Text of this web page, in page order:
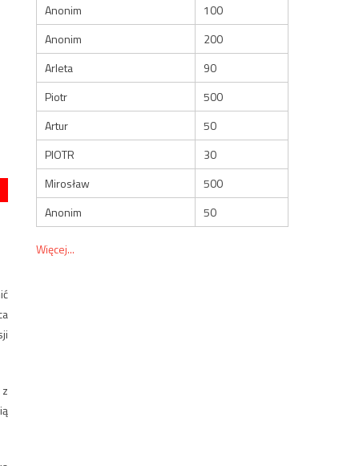
Anonim
100
Anonim
200
Arleta
90
Piotr
500
Artur
50
PIOTR
30
Mirosław
500
Anonim
50
Więcej...